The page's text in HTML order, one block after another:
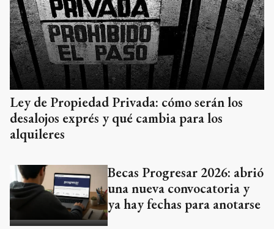
Ley de Propiedad Privada: cómo serán los
desalojos exprés y qué cambia para los
alquileres
Becas Progresar 2026: abrió
una nueva convocatoria y
ya hay fechas para anotarse